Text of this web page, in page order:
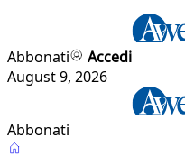
Abbonati
Accedi
August 9, 2026
Abbonati